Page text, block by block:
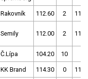
Rakovník 112.60 2
Semily 112.00 2
Č.Lípa 104.20 10
KK Brand 114.30 0